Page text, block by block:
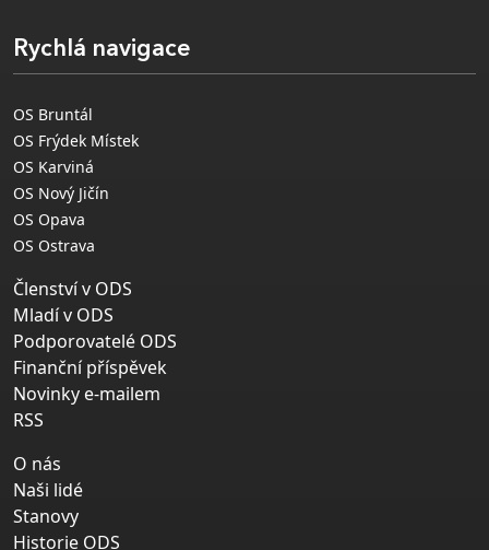
Rychlá navigace
OS Bruntál
OS Frýdek Místek
OS Karviná
OS Nový Jičín
OS Opava
OS Ostrava
Členství v ODS
Mladí v ODS
Podporovatelé ODS
Finanční příspěvek
Novinky e-mailem
RSS
O nás
Naši lidé
Stanovy
Historie ODS